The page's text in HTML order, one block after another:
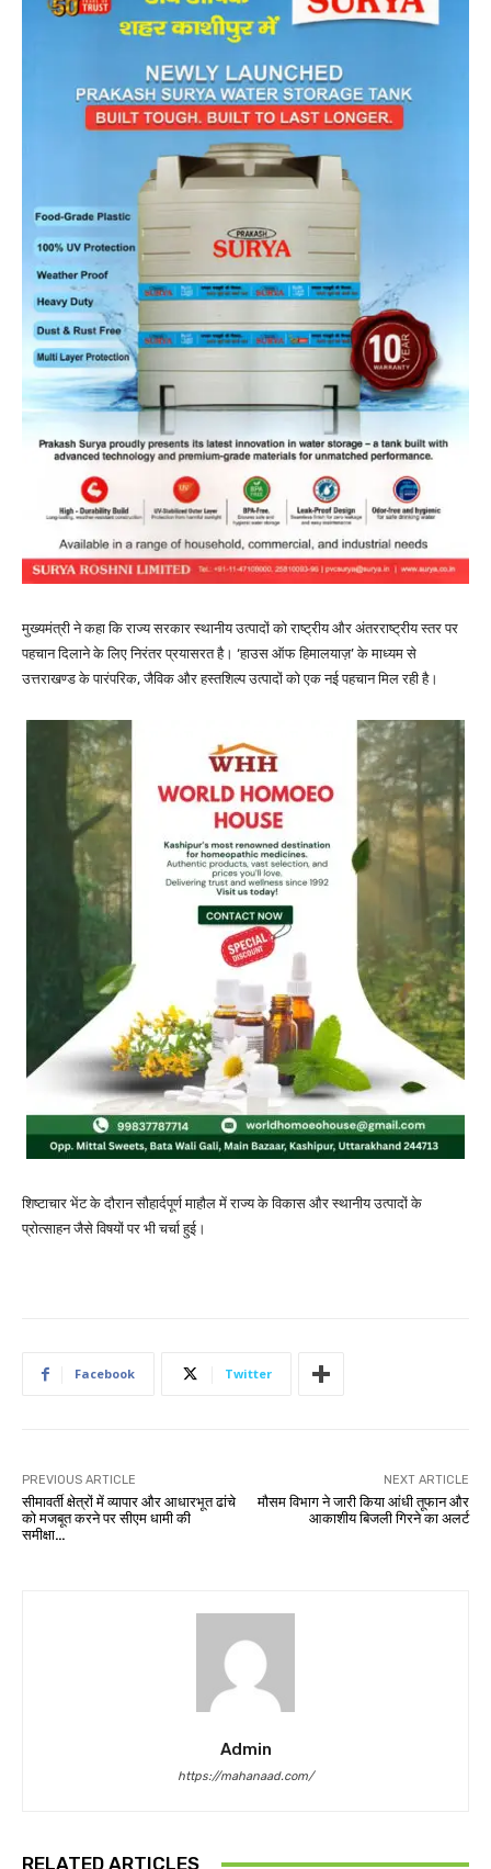
मुख्यमंत्री ने कहा कि राज्य सरकार स्थानीय उत्पादों को राष्ट्रीय और अंतरराष्ट्रीय स्तर पर
पहचान दिलाने के लिए निरंतर प्रयासरत है। ‘हाउस ऑफ हिमालयाज़’ के माध्यम से
उत्तराखण्ड के पारंपरिक, जैविक और हस्तशिल्प उत्पादों को एक नई पहचान मिल रही है।
शिष्टाचार भेंट के दौरान सौहार्दपूर्ण माहौल में राज्य के विकास और स्थानीय उत्पादों के
प्रोत्साहन जैसे विषयों पर भी चर्चा हुई।
Facebook Twitter
PREVIOUS ARTICLE
सीमावर्ती क्षेत्रों में व्यापार और आधारभूत ढांचे
को मजबूत करने पर सीएम धामी की
समीक्षा…
NEXT ARTICLE
मौसम विभाग ने जारी किया आंधी तूफान और
आकाशीय बिजली गिरने का अलर्ट
Admin
https://mahanaad.com/
RELATED ARTICLES